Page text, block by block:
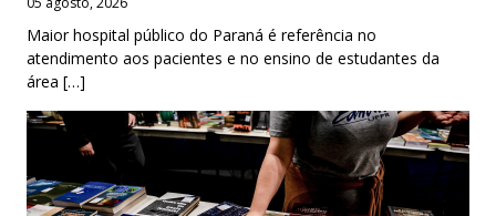
Maior hospital público do Paraná é referência no
atendimento aos pacientes e no ensino de estudantes da
área […]